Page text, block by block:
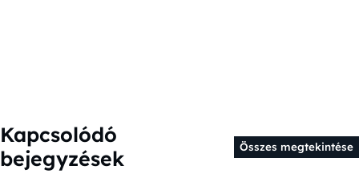
Kapcsolódó
bejegyzések
Összes megtekintése